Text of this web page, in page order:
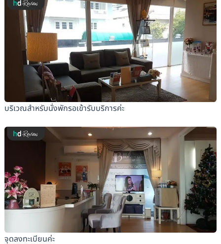
บริเวณสำหรับนั่งพักรอเข้ารับบริการค่ะ
จุดลงทะเบียนค่ะ